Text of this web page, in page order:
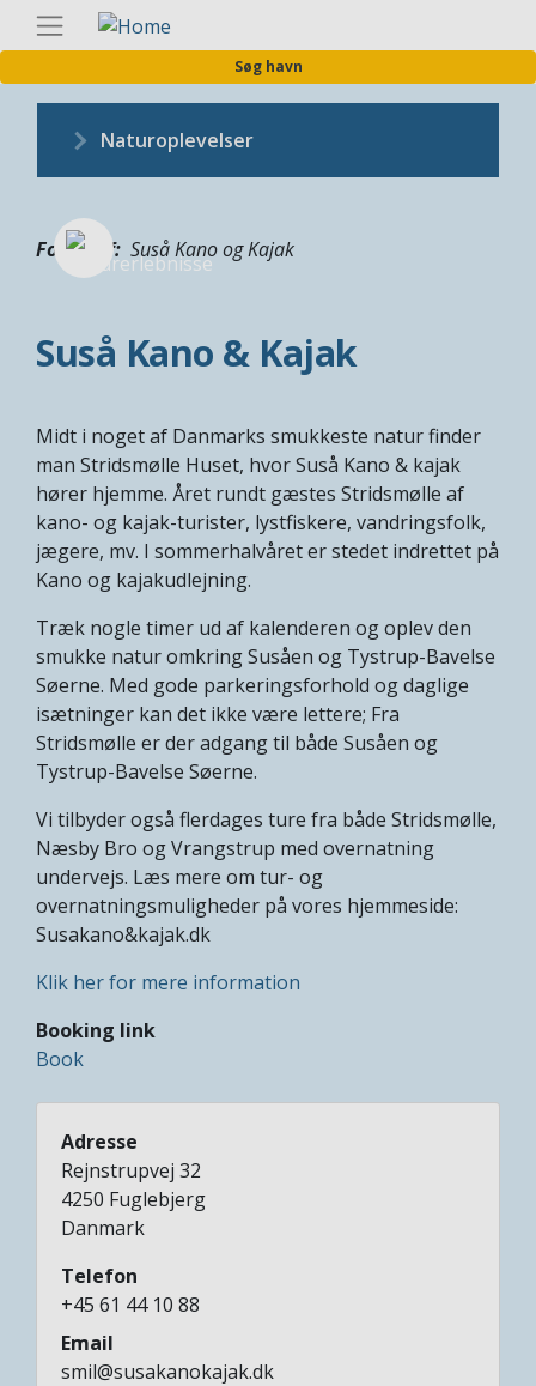
Søg havn
Naturoplevelser
Fotograf Suså Kano og Kajak
Suså Kano & Kajak
Midt i noget af Danmarks smukkeste natur finder
man Stridsmølle Huset, hvor Suså Kano & kajak
hører hjemme. Året rundt gæstes Stridsmølle af
kano- og kajak-turister, lystfiskere, vandringsfolk,
jægere, mv. I sommerhalvåret er stedet indrettet på
Kano og kajakudlejning.
Træk nogle timer ud af kalenderen og oplev den
smukke natur omkring Susåen og Tystrup-Bavelse
Søerne. Med gode parkeringsforhold og daglige
isætninger kan det ikke være lettere; Fra
Stridsmølle er der adgang til både Susåen og
Tystrup-Bavelse Søerne.
Vi tilbyder også flerdages ture fra både Stridsmølle,
Næsby Bro og Vrangstrup med overnatning
undervejs. Læs mere om tur- og
overnatningsmuligheder på vores hjemmeside:
Susakano&kajak.dk
Klik her for mere information
Booking link
Book
Adresse
Rejnstrupvej 32
4250 Fuglebjerg
Danmark
Telefon
+45 61 44 10 88
Email
smil@susakanokajak.dk